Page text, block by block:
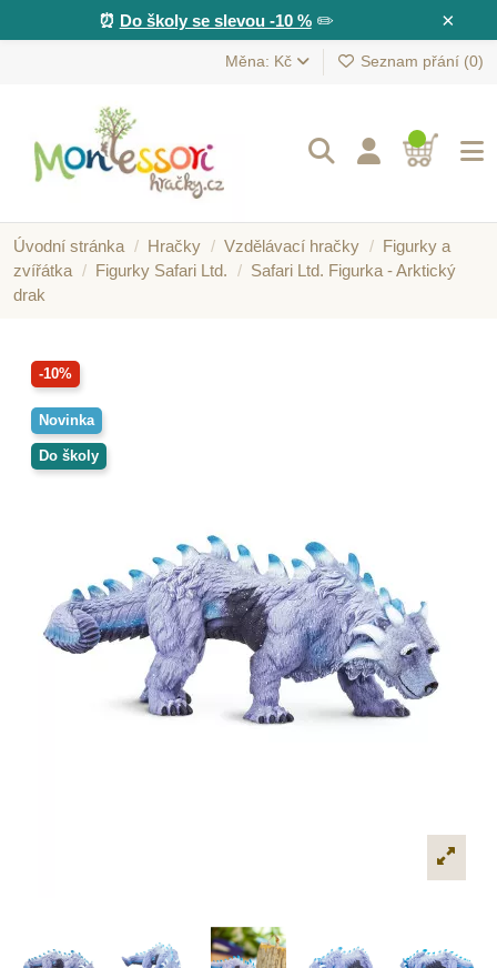
×
⏰ Do školy se slevou -10 %✏️
Měna: Kč Seznam přání (0)
Úvodní stránka Hračky Vzdělávací hračky
Figurky a
zvířátka
Figurky Safari Ltd.
Safari Ltd. Figurka - Arktický
drak
-10%
Novinka
Do školy